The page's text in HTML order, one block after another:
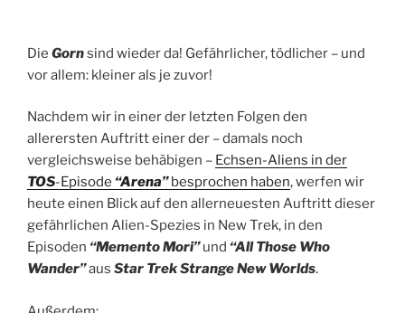
Die Gornsind wieder da! Gefährlicher, tödlicher – und
vor allem: kleiner als je zuvor!
Nachdem wir in einer der letzten Folgen den
allerersten Auftritt einer der – damals noch
vergleichsweise behäbigen – Echsen-Aliens in der
TOS-Episode “Arena”besprochen haben, werfen wir
heute einen Blick auf den allerneuesten Auftritt dieser
gefährlichen Alien-Spezies in New Trek, in den
Episoden “Memento Mori”und “All Those Who
Wander”aus Star Trek Strange New Worlds.